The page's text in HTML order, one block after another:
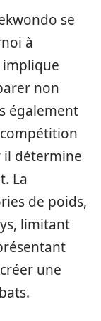
se
à
implique
non
également
il détermine
La
de poids,
limitant
une